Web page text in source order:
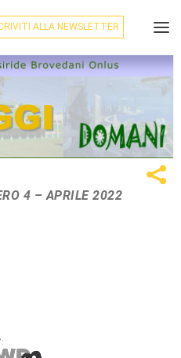
ALLA NEWSLETTER
4 – APRILE 2022